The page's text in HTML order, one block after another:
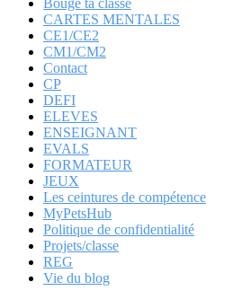
Bouge ta classe
CARTES MENTALES
CE1/CE2
CM1/CM2
Contact
CP
DEFI
ELEVES
ENSEIGNANT
EVALS
FORMATEUR
JEUX
Les ceintures de compétence
MyPetsHub
Politique de confidentialité
Projets/classe
REG
Vie du blog